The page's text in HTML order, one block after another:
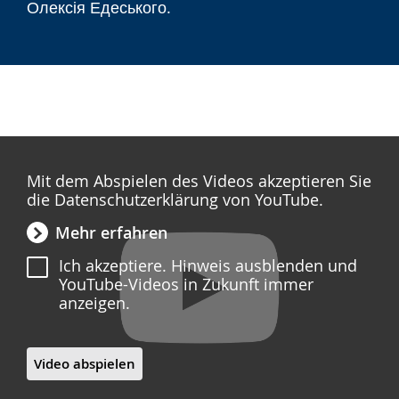
Олексія Едеського.
Mit dem Abspielen des Videos akzeptieren Sie
die Datenschutzerklärung von YouTube.
Mehr erfahren
Ich akzeptiere. Hinweis ausblenden und
YouTube-Videos in Zukunft immer
anzeigen.
Video abspielen